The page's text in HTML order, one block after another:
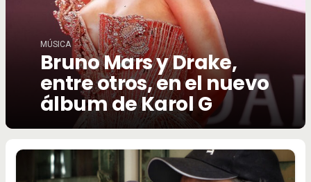
MÚSICA
Bruno Mars y Drake,
entre otros, en el nuevo
álbum de Karol G